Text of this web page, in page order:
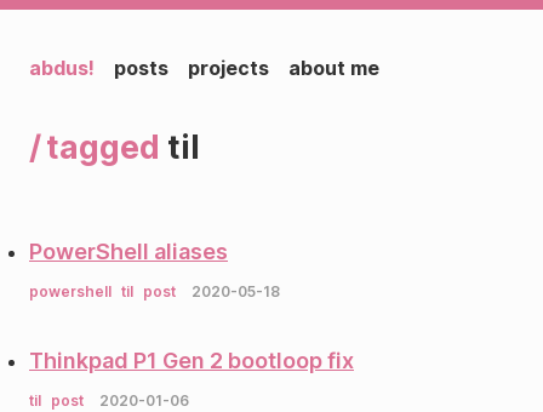
abdus! posts projects about me
tagged til
PowerShell aliases
powershell til post 2020-05-18
Thinkpad P1 Gen 2 bootloop fix
til post 2020-01-06